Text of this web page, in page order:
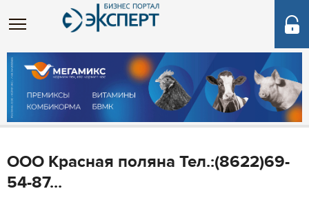
ООО Красная поляна Тел.:(8622)69-
54-87...